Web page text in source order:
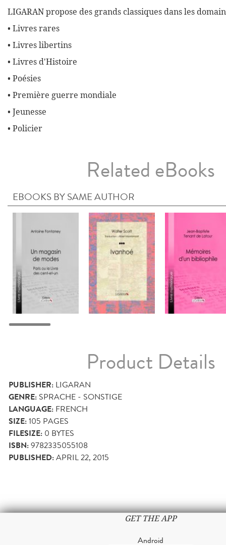
LIGARAN propose des grands classiques dans les
• Livres rares
• Livres libertins
• Livres d'Histoire
• Poésies
• Première guerre mondiale
• Jeunesse
• Policier
Related eBooks
EBOOKS BY SAME AUTHOR
Product Details
PUBLISHER: LIGARAN
GENRE: SPRACHE - SONSTIGE
LANGUAGE: FRENCH
SIZE:105 PAGES
FILESIZE: 0 BYTES
ISBN:9782335055108
PUBLISHED:APRIL 22, 2015
GET THE APP
Android